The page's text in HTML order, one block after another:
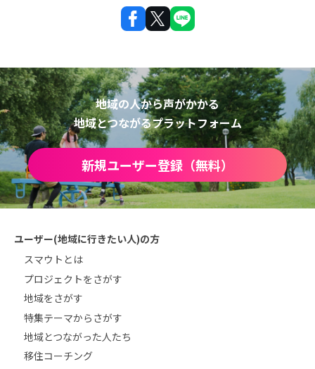
地域の人から声がかかる
地域とつながるプラットフォーム
新規ユーザー登録（無料）
ユーザー(地域に行きたい人)の方
スマウトとは
プロジェクトをさがす
地域をさがす
特集テーマからさがす
地域とつながった人たち
移住コーチング